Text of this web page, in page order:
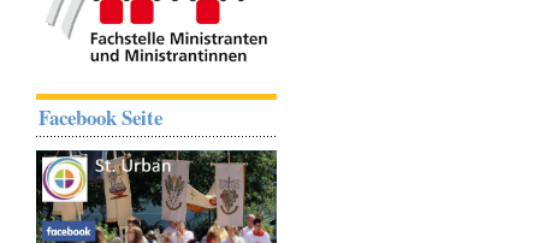
Facebook Seite